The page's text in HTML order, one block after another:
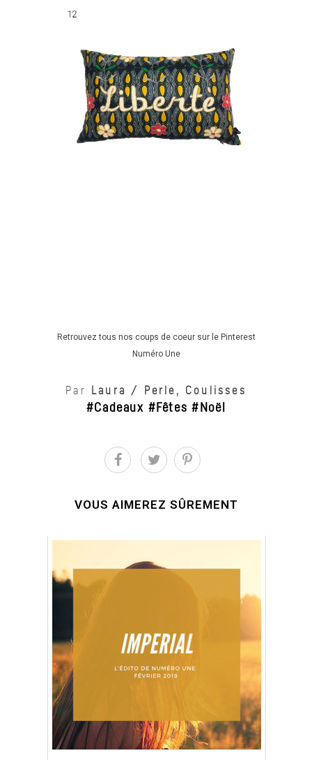
Retrouvez tous nos coups de coeur sur le Pinterest
Numéro Une
Par Laura / Perle , Coulisses
Cadeaux Fêtes , Noël
VOUS AIMEREZ SÛREMENT